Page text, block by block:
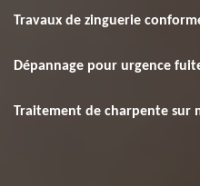
Travaux de zinguerie
Dépannage pour urgence
Traitement de charpente sur